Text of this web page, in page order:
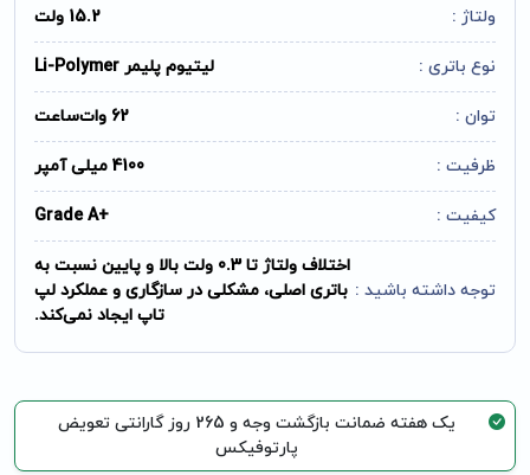
ولتاژ : 15.2 ولت
نوع باتری : لیتیوم پلیمر Li-Polymer
توان : 62 وات‌ساعت
ظرفیت : 4100 میلی آمپر
کیفیت : +Grade A
توجه داشته باشید :
اختلاف ولتاژ تا 0.3 ولت بالا و پایین نسبت به
باتری اصلی، مشکلی در سازگاری و عملکرد لپ
تاپ ایجاد نمی‌کند.
یک هفته ضمانت بازگشت وجه و 265 روز گارانتی تعویض
پارتوفیکس